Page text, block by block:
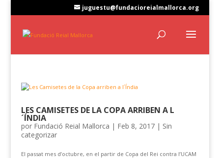
juguestu@fundacioreialmallorca.org
LES CAMISETES DE LA COPA ARRIBEN A L
´ÍNDIA
por Fundació Reial Mallorca | Feb 8, 2017| Sin
categorizar
El passat mes d’octubre, en el partir de Copa del Rei contra l’UCAM